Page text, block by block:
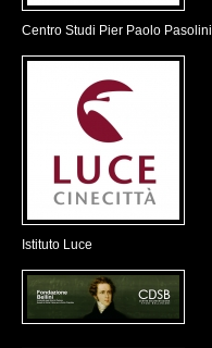
Centro Studi Pier Paolo Pasolini
Istituto Luce